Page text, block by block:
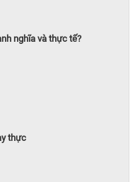
nghĩa và thực tế?
thực